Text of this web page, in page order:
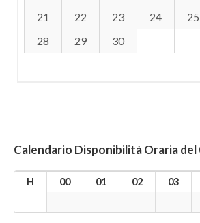
21
22 23 24 25
28
29 30
Calendario Disponibilità Oraria
H 00 01 02 03